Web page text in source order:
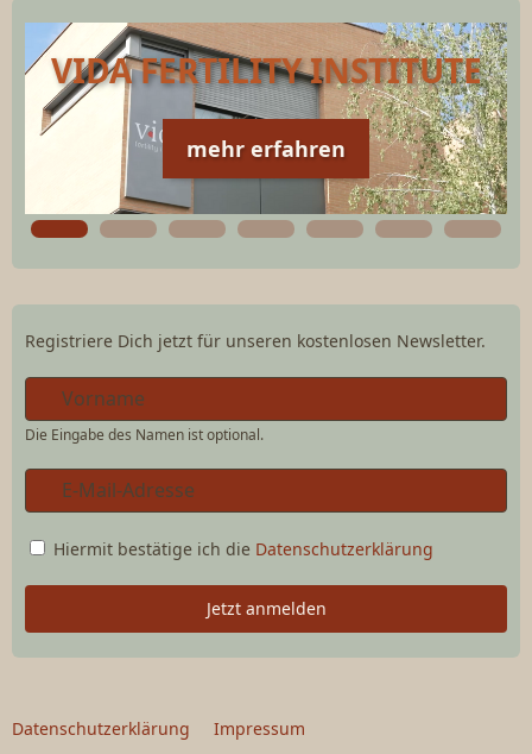
VIDA FERTILITY INSTITUTE
mehr erfahren
Registriere Dich jetzt für unseren kostenlosen Newsletter.
Die Eingabe des Namen ist optional.
Hiermit bestätige ich die Datenschutzerklärung
Jetzt anmelden
Datenschutzerklärung Impressum